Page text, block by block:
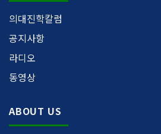
의대진학칼럼
공지사항
라디오
동영상
ABOUT US